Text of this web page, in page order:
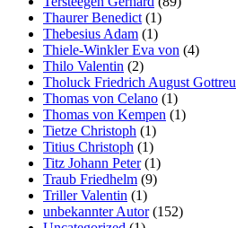
Thaurer Benedict (1)
Thebesius Adam (1)
Thiele-Winkler Eva von (4)
Thilo Valentin (2)
Tholuck Friedrich August Gottreu
Thomas von Celano (1)
Thomas von Kempen (1)
Tietze Christoph (1)
Titius Christoph (1)
Titz Johann Peter(1)
Traub Friedhelm (9)
Triller Valentin (1)
unbekannter Autor(152)